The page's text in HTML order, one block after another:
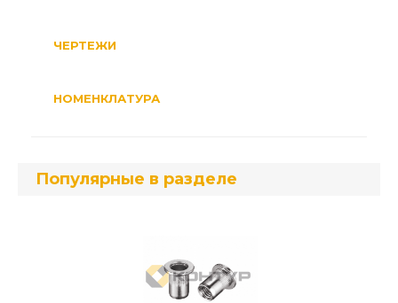
ЧЕРТЕЖИ
НОМЕНКЛАТУРА
Популярные в разделе